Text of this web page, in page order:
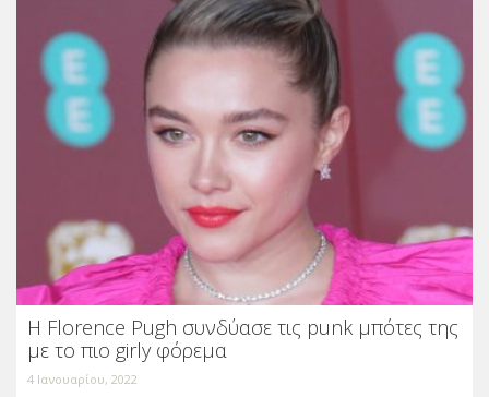
Η Florence Pugh συνδύασε τις punk μπότες της
με το πιο girly φόρεμα
4 Ιανουαρίου, 2022